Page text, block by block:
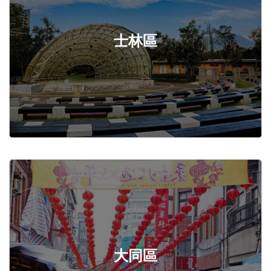
士林區
大同區